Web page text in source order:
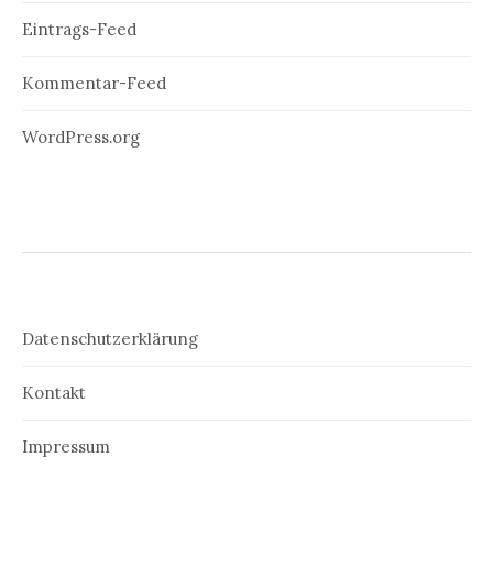
Eintrags-Feed
Kommentar-Feed
WordPress.org
Datenschutzerklärung
Kontakt
Impressum